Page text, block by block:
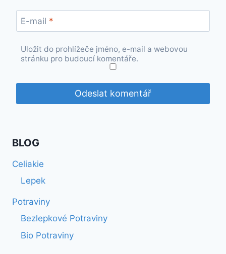
E-mail *
Uložit do prohlížeče jméno, e-mail a webovou
stránku pro budoucí komentáře.
BLOG
Celiakie
Lepek
Potraviny
Bezlepkové Potraviny
Bio Potraviny